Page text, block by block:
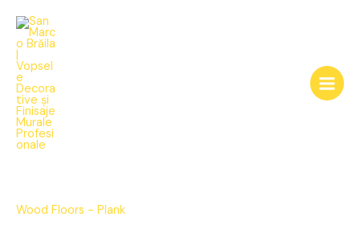
content
Wood Floors - Plank
quantity